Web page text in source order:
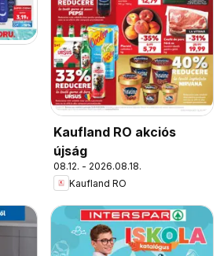
Kaufland RO akciós
újság
08.12. - 2026.08.18.
Kaufland RO